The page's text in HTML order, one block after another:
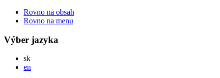
Rovno na obsah
Rovno na menu
Výber jazyka
skSlovensky
en